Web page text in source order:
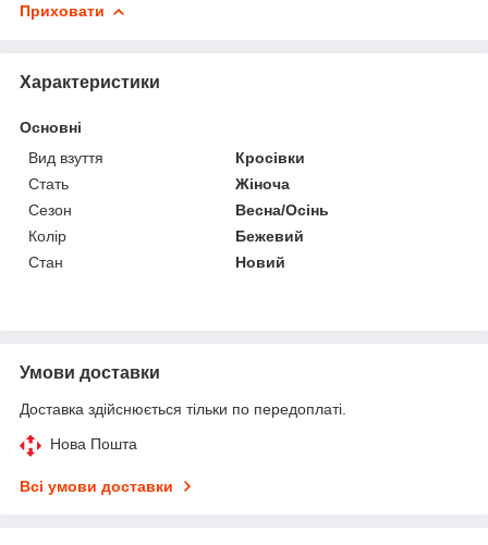
Приховати
Характеристики
Основні
Вид взуття
Кросівки
Стать
Жіноча
Сезон
Весна/Осінь
Колір
Бежевий
Стан
Новий
Умови доставки
Доставка здійснюється тільки по передоплаті.
Нова Пошта
Всі умови доставки